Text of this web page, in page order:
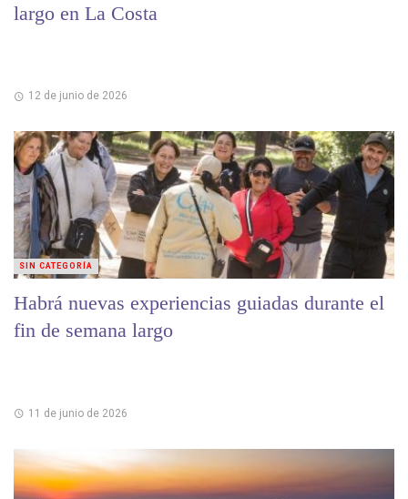
largo en La Costa
12 de junio de 2026
Habrá nuevas experiencias guiadas durante el
fin de semana largo
11 de junio de 2026
SIN CATEGORÍA